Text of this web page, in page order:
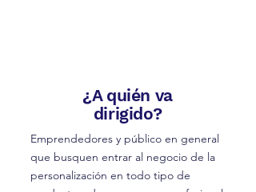
¿A quién va
dirigido?
Emprendedores y público en general
que busquen entrar al negocio de la
personalización en todo tipo de